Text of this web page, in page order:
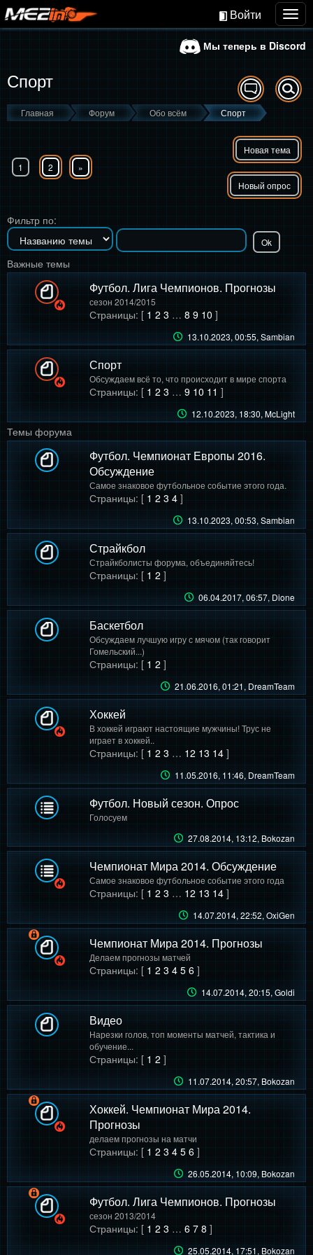
Войти
Мы теперь в Discord
Спорт
Главная Форум Обо всём Спорт
1 2 »
Новая тема
Новый опрос
Фильтр по:
Важные темы
Футбол. Лига Чемпионов. Прогнозы
сезон 2014/2015
Страницы: [ 1 2 3 … 8 9 10 ]
13.10.2023, 00:55, Sambian
Спорт
Обсуждаем всё то, что происходит в мире спорта
Страницы: [ 1 2 3 … 9 10 11 ]
12.10.2023, 18:30, McLight
Темы форума
Футбол. Чемпионат Европы 2016.
Обсуждение
Самое знаковое футбольное событие этого года.
Страницы: [ 1 2 3 4]
13.10.2023, 00:53, Sambian
Страйкбол
Страйкболисты форума, объединяйтесь!
Страницы: [ 1 2]
06.04.2017, 06:57, Dione
Баскетбол
Обсуждаем лучшую игру с мячом (так говорит
Гомельский...)
Страницы: [ 1 2 ]
21.06.2016, 01:21, DreamTeam
Хоккей
В хоккей играют настоящие мужчины! Трус не
играет в хоккей..
Страницы: [ 1 2 3 … 12 13 14]
11.05.2016, 11:46, DreamTeam
Футбол. Новый сезон. Опрос
Голосуем
27.08.2014, 13:12, Bokozan
Чемпионат Мира 2014. Обсуждение
Самое знаковое футбольное событие этого года
Страницы: [ 1 2 3 … 12 13 14]
14.07.2014, 22:52, OxiGen
Чемпионат Мира 2014. Прогнозы
Делаем прогнозы матчей
Страницы: [ 1 2 3 4 5 6]
14.07.2014, 20:15, Goldi
Видео
Нарезки голов, топ моменты матчей, тактика и
обучение...
Страницы: [ 1 2 ]
11.07.2014, 20:57, Bokozan
Хоккей. Чемпионат Мира 2014.
Прогнозы
делаем прогнозы на матчи
Страницы: [ 1 2 3 4 5 6]
26.05.2014, 10:09, Bokozan
Футбол. Лига Чемпионов. Прогнозы
сезон 2013/2014
Страницы: [ 1 2 3 … 6 7 8 ]
25.05.2014, 17:51, Bokozan